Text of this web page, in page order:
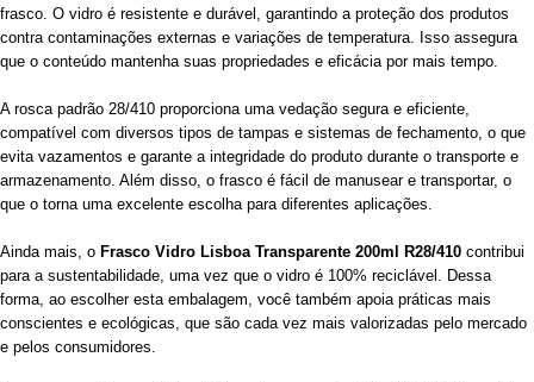
frasco. O vidro é resistente e durável, garantindo a proteção dos produtos
contra contaminações externas e variações de temperatura. Isso assegura
que o conteúdo mantenha suas propriedades e eficácia por mais tempo.
A rosca padrão 28/410 proporciona uma vedação segura e eficiente,
compatível com diversos tipos de tampas e sistemas de fechamento, o que
evita vazamentos e garante a integridade do produto durante o transporte e
armazenamento. Além disso, o frasco é fácil de manusear e transportar, o
que o torna uma excelente escolha para diferentes aplicações.
Ainda mais, o Frasco Vidro Lisboa Transparente 200ml R28/410 contribui
para a sustentabilidade, uma vez que o vidro é 100% reciclável. Dessa
forma, ao escolher esta embalagem, você também apoia práticas mais
conscientes e ecológicas, que são cada vez mais valorizadas pelo mercado
e pelos consumidores.